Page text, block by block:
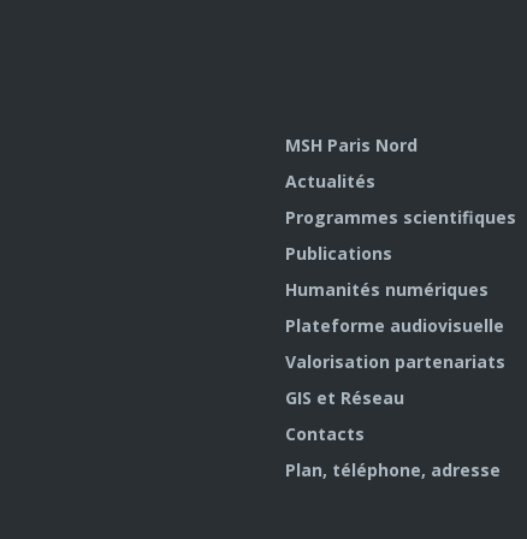
MSH Paris Nord
Actualités
Programmes scientifiques
Publications
Humanités numériques
Plateforme audiovisuelle
Valorisation partenariats
GIS et Réseau
Contacts
Plan, téléphone, adresse